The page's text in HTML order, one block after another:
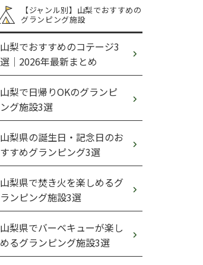
【ジャンル別】山梨でおすすめの
グランピング施設
山梨でおすすめのコテージ3
選│2026年最新まとめ
山梨で日帰りOKのグランピ
ング施設3選
山梨県の誕生日・記念日のお
すすめグランピング3選
山梨県で焚き火を楽しめるグ
ランピング施設3選
山梨県でバーベキューが楽し
めるグランピング施設3選